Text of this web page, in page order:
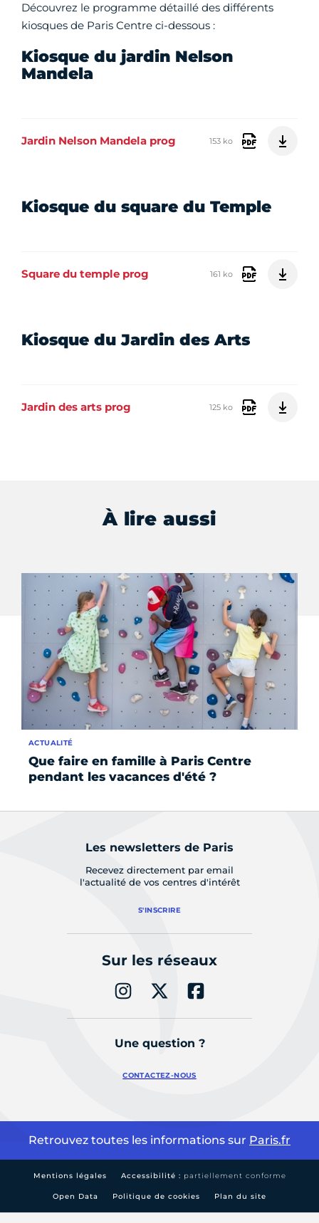
Découvrez le programme détaillé des différents
kiosques de Paris Centre ci-dessous :
Kiosque du jardin Nelson
Mandela
Jardin Nelson Mandela prog 153 ko
Kiosque du square du Temple
Square du temple prog 161 ko
Kiosque du Jardin des Arts
Jardin des arts prog 125 ko
À lire aussi
Que faire en famille à Paris Centre
pendant les vacances d'été ?
ACTUALITÉ
Les newsletters de Paris
Recevez directement par email
l'actualité de vos centres d'intérêt
S'INSCRIRE
Sur les réseaux
Une question ?
CONTACTEZ-NOUS
Retrouvez toutes les informations sur Paris.fr
Mentions légales Accessibilité : partiellement conforme
Open Data Politique de cookies Plan du site